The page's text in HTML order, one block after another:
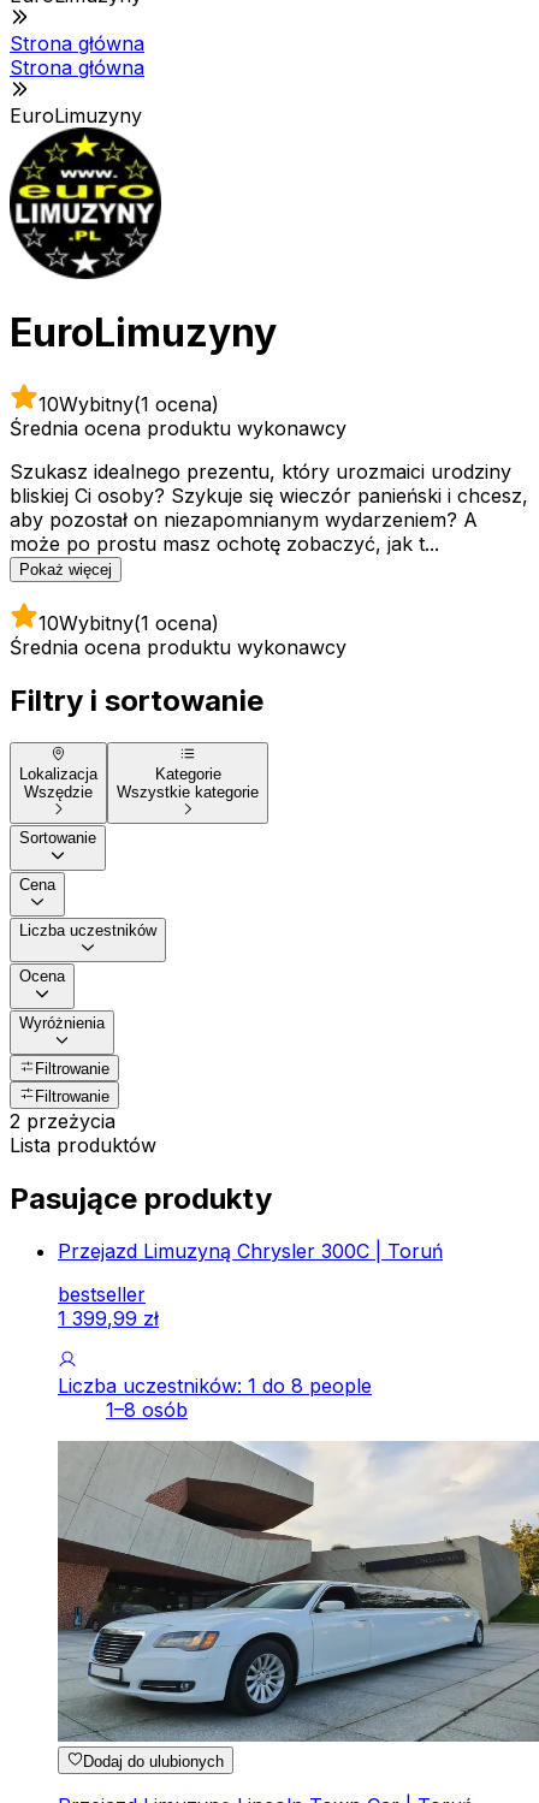
Strona główna
Strona główna
EuroLimuzyny
EuroLimuzyny
10Wybitny(1 ocena)
Średnia ocena produktu wykonawcy
Szukasz idealnego prezentu, który urozmaici urodziny
bliskiej Ci osoby? Szykuje się wieczór panieński i chcesz,
aby pozostał on niezapomnianym wydarzeniem? A
może po prostu masz ochotę zobaczyć, jak t...
Pokaż więcej
10Wybitny(1 ocena)
Średnia ocena produktu wykonawcy
Filtry i sortowanie
Lokalizacja
Wszędzie
Kategorie
Wszystkie kategorie
Sortowanie
Cena
Liczba uczestników
Ocena
Wyróżnienia
Filtrowanie
Filtrowanie
2 przeżycia
Lista produktów
Pasujące produkty
Przejazd Limuzyną Chrysler 300C | Toruń
bestseller
1 399,99 zł
Liczba uczestników: 1 do 8 people
1–8 osób
Dodaj do ulubionych